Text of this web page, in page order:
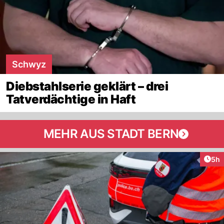
Schwyz
Diebstahlserie geklärt – drei
Tatverdächtige in Haft
MEHR AUS STADT BERN
5h